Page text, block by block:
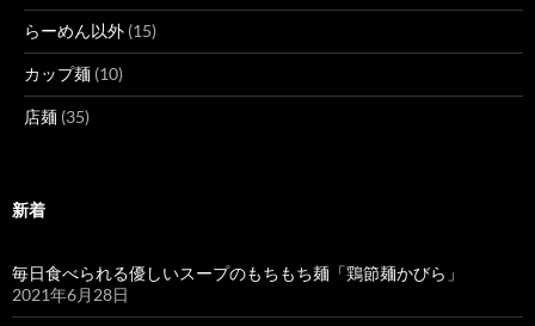
らーめん以外 (15)
カップ麺 (10)
店麺 (35)
新着
毎日食べられる優しいスープのもちもち麺「鶏節麺かびら」
2021年6月28日